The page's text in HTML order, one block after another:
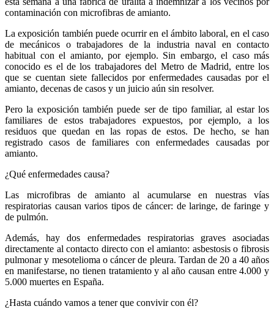
contaminación con microfibras de amianto.
La exposición también puede ocurrir en el ámbito laboral, en el caso
de mecánicos o trabajadores de la industria naval en contacto
habitual con el amianto, por ejemplo. Sin embargo, el caso más
conocido es el de los trabajadores del Metro de Madrid, entre los
que se cuentan siete fallecidos por enfermedades causadas por el
amianto, decenas de casos y un juicio aún sin resolver.
Pero la exposición también puede ser de tipo familiar, al estar los
familiares de estos trabajadores expuestos, por ejemplo, a los
residuos que quedan en las ropas de estos. De hecho, se han
registrado casos de familiares con enfermedades causadas por
amianto.
¿Qué enfermedades causa?
Las microfibras de amianto al acumularse en nuestras vías
respiratorias causan varios tipos de cáncer: de laringe, de faringe y
de pulmón.
Además, hay dos enfermedades respiratorias graves asociadas
directamente al contacto directo con el amianto: asbestosis o fibrosis
pulmonar y mesotelioma o cáncer de pleura. Tardan de 20 a 40 años
en manifestarse, no tienen tratamiento y al año causan entre 4.000 y
5.000 muertes en España.
¿Hasta cuándo vamos a tener que convivir con él?